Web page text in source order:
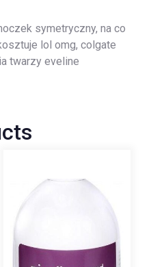
symetryczny, na co
lol omg, colgate
twarzy eveline